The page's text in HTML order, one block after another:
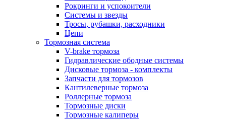
Рокринги и успокоители
Системы и звезды
Тросы, рубашки, расходники
Цепи
Тормозная система
V-brake тормоза
Гидравлические ободные системы
Дисковые тормоза - комплекты
Запчасти для тормозов
Кантилеверные тормоза
Роллерные тормоза
Тормозные диски
Тормозные калиперы